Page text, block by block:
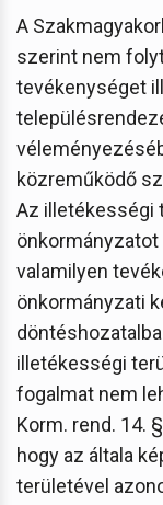
A
szerint nem
tevékenységet
közreműködő
Az illetékességi
önkormányzatot
valamilyen
önkormányzati
illetékességi
fogalmat nem
Korm. rend. 14.
hogy az általa
területével